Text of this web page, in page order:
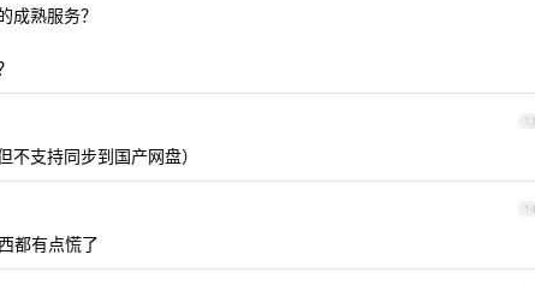
成熟服务？
13
支持同步到国产网盘）
14
都有点慌了